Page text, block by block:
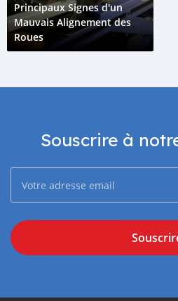
Principaux Signes d'un
Mauvais Alignement des
Roues
Souscrire à